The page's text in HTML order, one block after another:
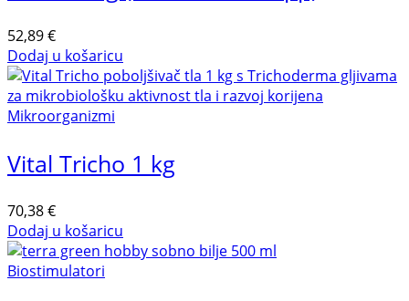
52,89€
Dodaj u košaricu
Mikroorganizmi
Vital Tricho 1 kg
70,38€
Dodaj u košaricu
Biostimulatori